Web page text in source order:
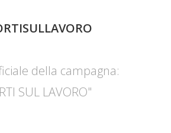
della campagna:
SUL LAVORO"